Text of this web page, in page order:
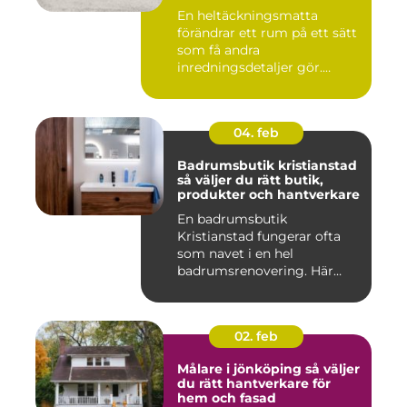
En heltäckningsmatta
förändrar ett rum på ett sätt
som få andra
inredningsdetaljer gör.
04. feb
Badrumsbutik kristianstad
så väljer du rätt butik,
produkter och hantverkare
En badrumsbutik
Kristianstad fungerar ofta
som navet i en hel
badrumsrenovering. Här
02. feb
Målare i jönköping så väljer
du rätt hantverkare för
hem och fasad